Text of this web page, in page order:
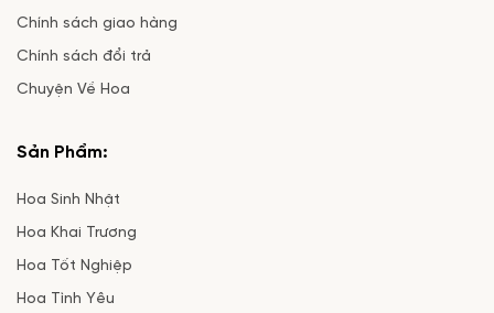
Chính sách giao hàng
Chính sách đổi trả
Chuyện Về Hoa
Sản Phẩm:
Hoa Sinh Nhật
Hoa Khai Trương
Hoa Tốt Nghiệp
Hoa Tình Yêu